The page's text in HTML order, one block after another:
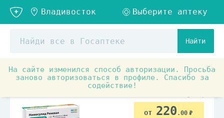
Найти
На сайте изменился способ авторизации. Просьба
заново авторизоваться в профиле. Спасибо за
содействие!
Аптечные товары Препараты от спазма и боли
220 .00